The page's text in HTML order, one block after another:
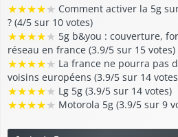
★★★★★ Comment activer la 5g
? (4/5 sur 10 votes)
★★★★★ 5g b&you : couverture,
réseau en france (3.9/5 sur 15 votes)
★★★★★ La france ne pourra pas
voisins européens (3.9/5 sur 14
★★★★★ Lg 5g (3.9/5 sur 14 votes)
★★★★★ Motorola 5g (3.9/5 sur 9